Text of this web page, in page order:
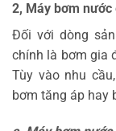
2, Máy bơm
Đối với dòng
chính là bơm gia
Tùy vào nhu
bơm tăng áp hay